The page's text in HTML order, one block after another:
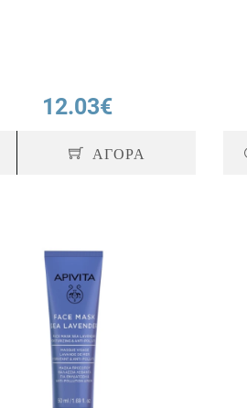
12.03€
ΑΓΟΡΑ